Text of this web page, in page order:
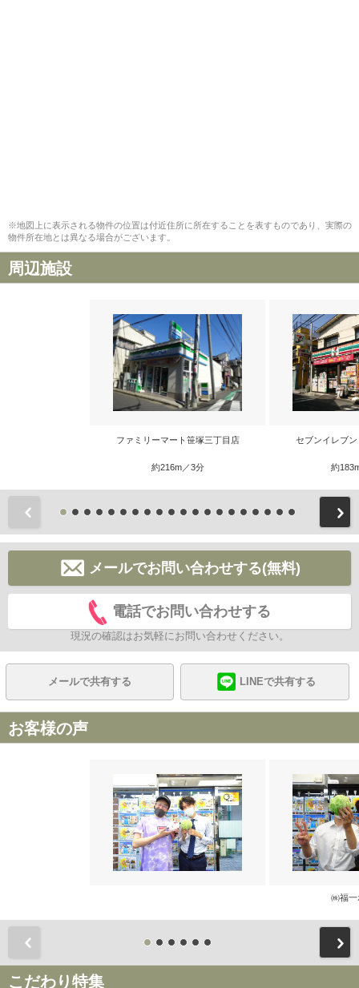
※地図上に表示される物件の位置は付近住所に所在することを表すものであり、実際の
物件所在地とは異なる場合がございます。
周辺施設
ファミリーマート笹塚三丁目店
約216m／3分
セブンイレブ
約
メールでお問い合わせする(無料)
電話でお問い合わせする
現況の確認はお気軽にお問い合わせください。
メールで共有する LINEで共有する
お客様の声
㈱福一
こだわり特集